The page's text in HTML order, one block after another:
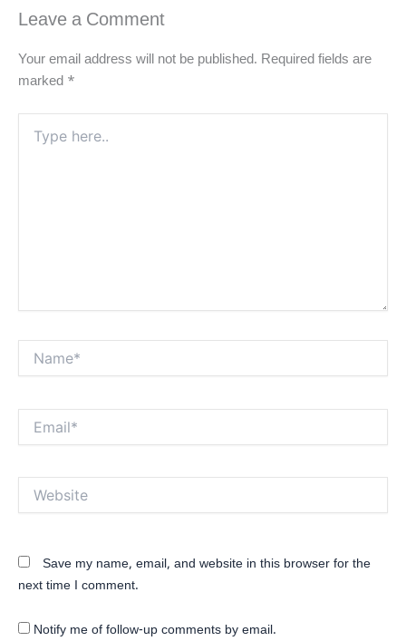
Leave a Comment
Your email address will not be published. Required fields are
marked *
here..
Save my name, email, and website in this browser for the
next time I comment.
Notify me of follow-up comments by email.